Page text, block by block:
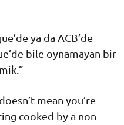
ya da ACB’de
bile oynamayan bir
mean you’re
cooked by a non